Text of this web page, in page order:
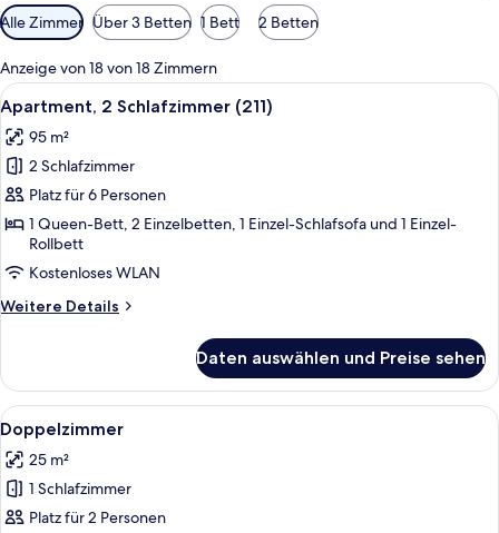
Verfügbare
Filter
für
Zimmer
Alle Zimmer Über 3 Betten 1 Bett 2 Betten
Anzeige von 18 von 18 Zimmern
Alle
Fotos
für
Apartment,
2 Schlafzimmer
(211)
anzeigen
Ein kompakter Wohnbereich mit
6
Apartment, 2 Schlafzimmer (211)
95 m²
2 Schlafzimmer
Platz für 6 Personen
1 Queen-Bett, 2 Einzelbetten, 1 Einzel-Schlafsofa und 1 Einzel-
Rollbett
Kostenloses WLAN
Weitere Details
Weitere
2 Schlafzimmer
(211)
Daten auswählen und Preise sehen
Alle
Fotos
für
Doppelzimmer
anzeigen
Ein Schlafzimmer mit einem
5
Doppelzimmer
25 m²
1 Schlafzimmer
Platz für 2 Personen